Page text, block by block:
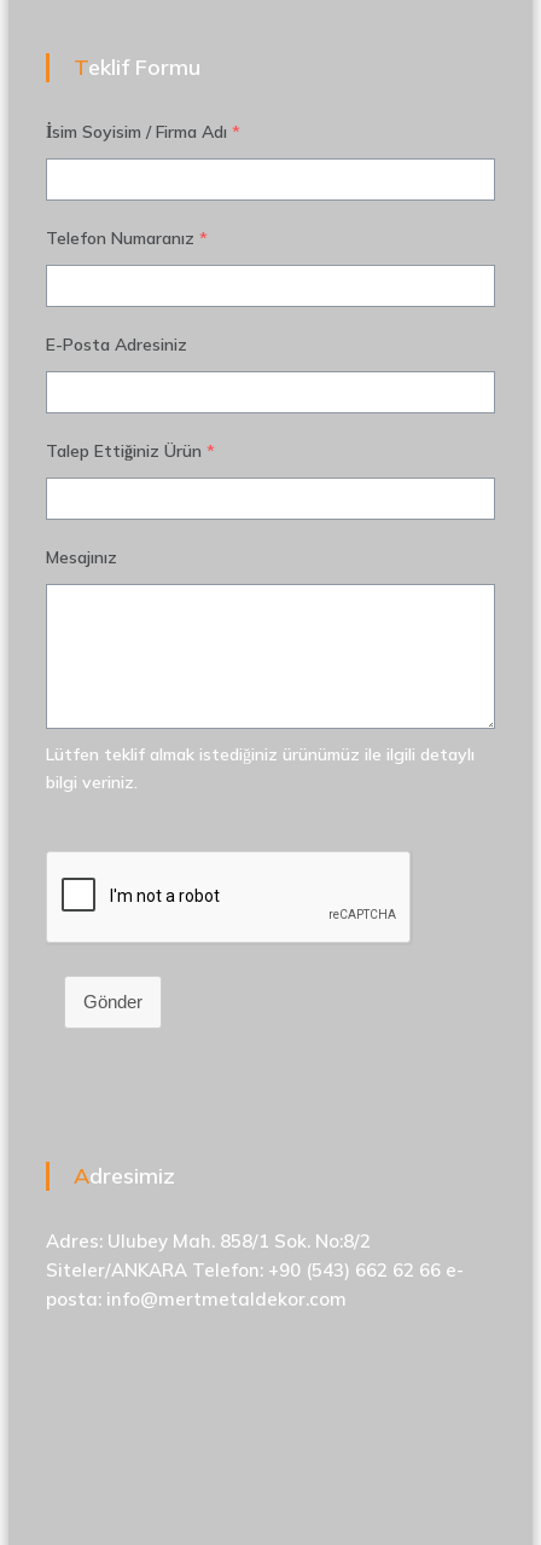
Teklif Formu
İsim Soyisim / Firma Adı *
Telefon Numaranız *
E-Posta Adresiniz
Talep Ettiğiniz Ürün *
Mesajınız
Lütfen teklif almak istediğiniz ürünümüz ile ilgili detaylı
bilgi veriniz.
Gönder
Adresimiz
Adres: Ulubey Mah. 858/1 Sok. No:8/2
Siteler/ANKARA Telefon: +90 (543) 662 62 66 e-
posta: info@mertmetaldekor.com